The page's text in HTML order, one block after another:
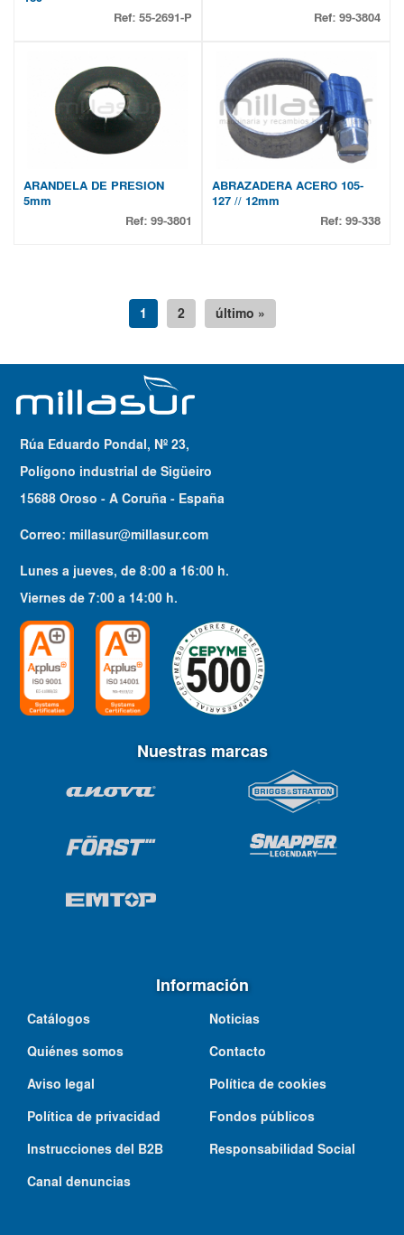
Ref: 55-2691-P Ref: 99-3804
ARANDELA DE PRESION
5mm
Ref: 99-3801
ABRAZADERA ACERO 105-
127 // 12mm
Ref: 99-338
1 2 último »
Rúa Eduardo Pondal, Nº 23,
Polígono industrial de Sigüeiro
15688 Oroso - A Coruña - España
Correo:millasur@millasur.com
Lunes a jueves, de8:00 a 16:00 h.
Viernes de7:00 a 14:00 h.
Nuestras marcas
Información
Catálogos
Noticias
Quiénes somos
Contacto
Aviso legal
Política de cookies
Política de privacidad
Fondos públicos
Instrucciones del B2B
Responsabilidad Social
Canal denuncias